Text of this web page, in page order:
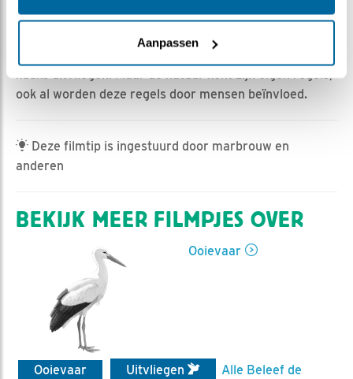
Aanpassen
Vind ik leuk| Bewaar dit filmpje|
498x
Wij kunnen speculeren of beredeneren wanneer de
kuuks uitvliegen. Maar de natuur kent zijn eigen regels,
ook al worden deze regels door mensen beïnvloed.
Deze filmtip is ingestuurd door marbrouw en
anderen
BEKIJK MEER FILMPJES OVER
Ooievaar
Ooievaar Uitvliegen
Alle Beleef de